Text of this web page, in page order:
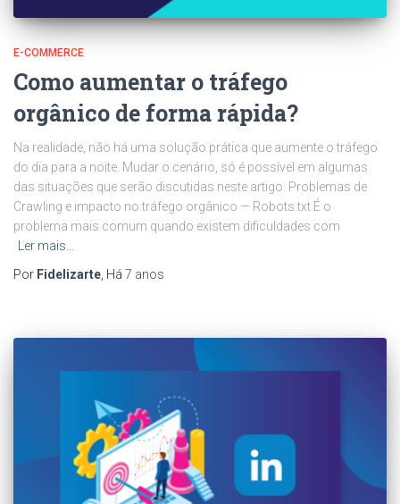
E-COMMERCE
Como aumentar o tráfego
orgânico de forma rápida?
Na realidade, não há uma solução prática que aumente o tráfego
do dia para a noite. Mudar o cenário, só é possível em algumas
das situações que serão discutidas neste artigo. Problemas de
Crawling e impacto no tráfego orgânico — Robots.txt É o
problema mais comum quando existem dificuldades com
Ler mais…
Por Fidelizarte , Há 7 anos